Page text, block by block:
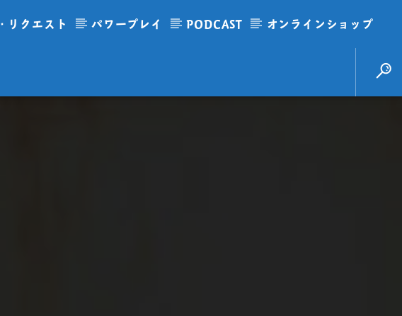
リクエスト パワープレイ PODCAST オンラインショップ